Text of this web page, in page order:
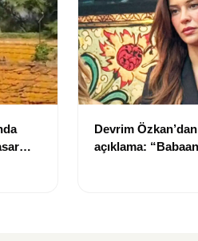
Devrim
açıklama: